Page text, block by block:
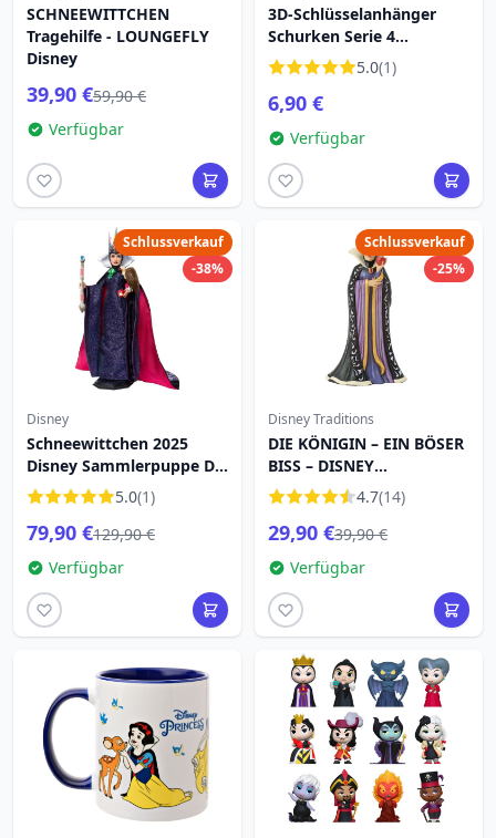
SCHNEEWITTCHEN
Tragehilfe - LOUNGEFLY
Disney
39,90 €59,90 €
Verfügbar
3D-Schlüsselanhänger
Schurken Serie 4
Überraschungstüte -
Disney Villains
5.0(1)
6,90 €
Verfügbar
Schlussverkauf
-38%
Disney
Schneewittchen 2025
Disney Sammlerpuppe Die
Böse Königin5.0(1)
79,90 €129,90 €
Verfügbar
Schlussverkauf
-25%
Disney Traditions
DIE KÖNIGIN – EIN BÖSER
BISS – DISNEY
TRADITIONS4.7(14)
29,90 €39,90 €
Verfügbar